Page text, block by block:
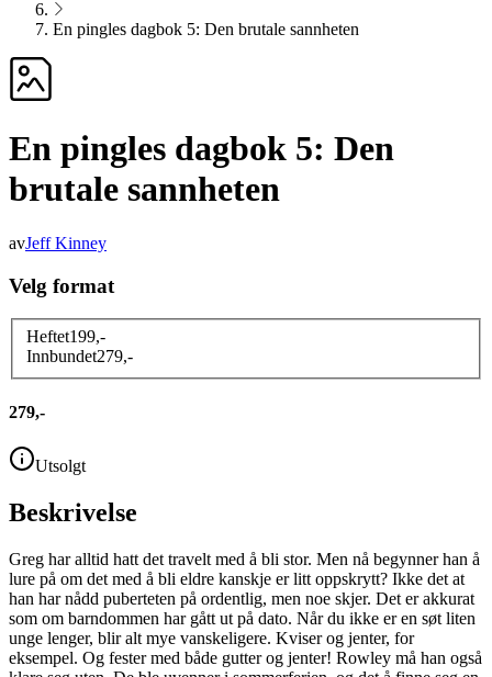
En pingles dagbok 5: Den brutale sannheten
En pingles dagbok 5: Den
brutale sannheten
avJeff Kinney
Velg format
Heftet199,-
Innbundet279,-
279,-
Utsolgt
Beskrivelse
Greg har alltid hatt det travelt med å bli stor. Men nå begynner han å
lure på om det med å bli eldre kanskje er litt oppskrytt? Ikke det at
han har nådd puberteten på ordentlig, men noe skjer. Det er akkurat
som om barndommen har gått ut på dato. Når du ikke er en søt liten
unge lenger, blir alt mye vanskeligere. Kviser og jenter, for
eksempel. Og fester med både gutter og jenter! Rowley må han også